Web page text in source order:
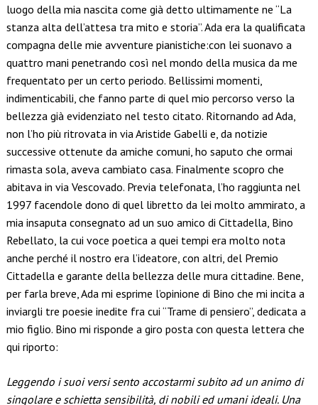
luogo della mia nascita come già detto ultimamente ne “La
stanza alta dell’attesa tra mito e storia”. Ada era la qualificata
compagna delle mie avventure pianistiche:con lei suonavo a
quattro mani penetrando così nel mondo della musica da me
frequentato per un certo periodo. Bellissimi momenti,
indimenticabili, che fanno parte di quel mio percorso verso la
bellezza già evidenziato nel testo citato. Ritornando ad Ada,
non l’ho più ritrovata in via Aristide Gabelli e, da notizie
successive ottenute da amiche comuni, ho saputo che ormai
rimasta sola, aveva cambiato casa. Finalmente scopro che
abitava in via Vescovado. Previa telefonata, l’ho raggiunta nel
1997 facendole dono di quel libretto da lei molto ammirato, a
mia insaputa consegnato ad un suo amico di Cittadella, Bino
Rebellato, la cui voce poetica a quei tempi era molto nota
anche perché il nostro era l’ideatore, con altri, del Premio
Cittadella e garante della bellezza delle mura cittadine. Bene,
per farla breve, Ada mi esprime l’opinione di Bino che mi incita a
inviargli tre poesie inedite fra cui “Trame di pensiero”, dedicata a
mio figlio. Bino mi risponde a giro posta con questa lettera che
qui riporto:
Leggendo i suoi versi sento accostarmi subito ad un animo di
singolare e schietta sensibilità, di nobili ed umani ideali. Una